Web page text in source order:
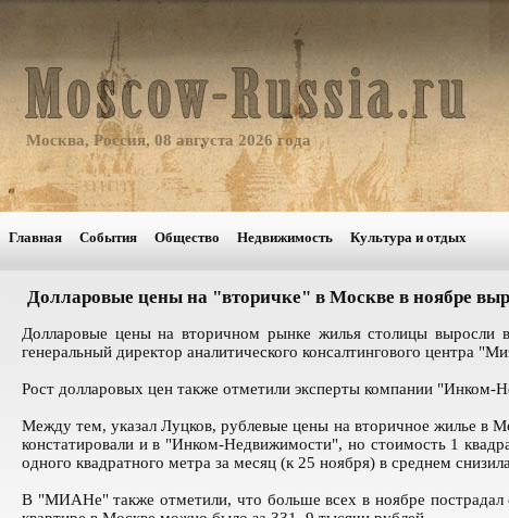
Москва, Россия, 08 августа 2026 года
Главная События Общество Недвижимость Культура и отдых
Долларовые цены на "вторичке" в Москве в ноябре
Долларовые цены на вторичном рынке жилья столицы
генеральный директор аналитического консалтингового центра
Рост долларовых цен также отметили эксперты компании
Между тем, указал Луцков, рублевые цены на вторичное жилье в
констатировали и в "Инком-Недвижимости", но стоимость 1
одного квадратного метра за месяц (к 25 ноября) в среднем
В "МИАНе" также отметили, что больше всех в ноябре пострадал